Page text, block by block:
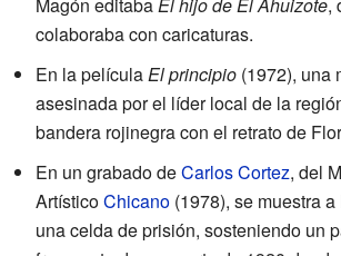
colaboraba con caricaturas.
En la película El principio (1972), una
asesinada por el líder local de la
bandera rojinegra con el retrato de
En un grabado deCarlos Cortez, del
ArtísticoChicano (1978), se muestra
una celda de prisión, sosteniendo un